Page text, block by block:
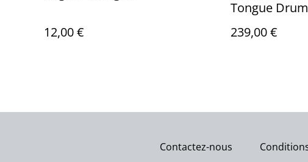
12,00 €
Tongue
239,00 €
Contactez-nous